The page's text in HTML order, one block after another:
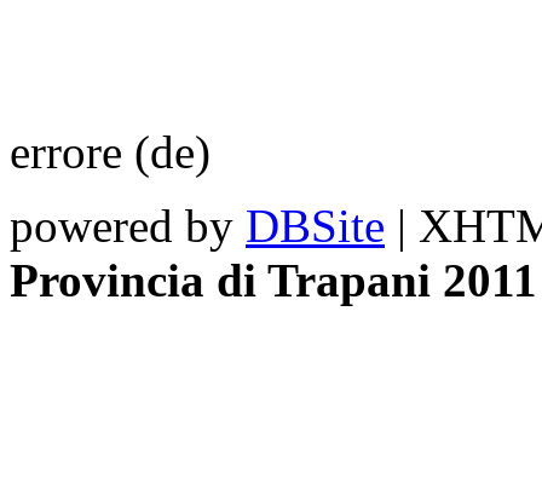
errore (de)
powered by DBSite |
Provincia di Trapani 2011